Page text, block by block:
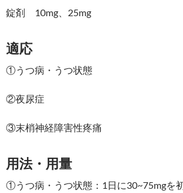
錠剤 10mg、25mg
適応
①うつ病・うつ状態
②夜尿症
③末梢神経障害性疼痛
用法・用量
①うつ病・うつ状態：1日に30~75mgを